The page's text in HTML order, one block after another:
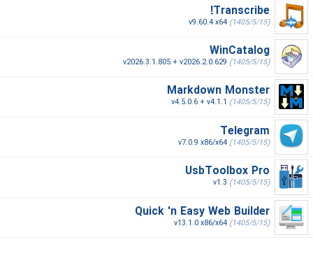
Transcribe!
v9.60.4 x64 (1405/5/15)
WinCatalog
v2026.3.1.805 + v2026.2.0.629 (1405/5/15)
Markdown Monster
v4.5.0.6 + v4.1.1 (1405/5/15)
Telegram
v7.0.9 x86/x64 (1405/5/15)
UsbToolbox Pro
v1.3 (1405/5/15)
Quick 'n Easy Web Builder
v13.1.0 x86/x64 (1405/5/15)